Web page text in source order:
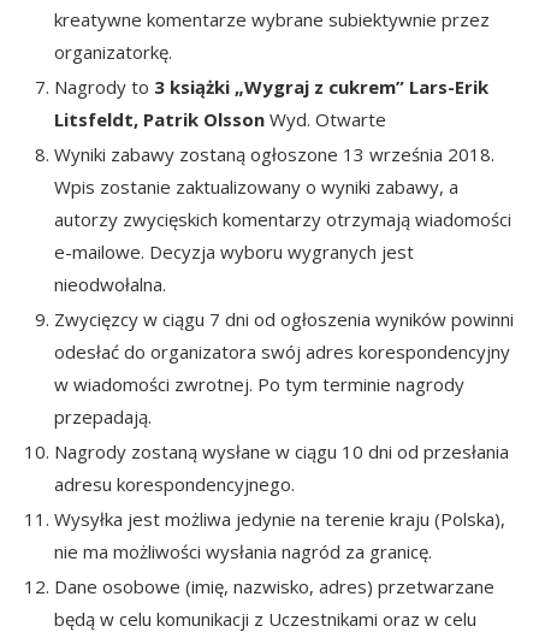
kreatywne komentarze wybrane subiektywnie przez
organizatorkę.
Nagrody to 3 książki „Wygraj z cukrem” Lars-Erik
Litsfeldt, Patrik Olsson Wyd. Otwarte
Wyniki zabawy zostaną ogłoszone 13 września 2018.
Wpis zostanie zaktualizowany o wyniki zabawy, a
autorzy zwycięskich komentarzy otrzymają wiadomości
e-mailowe. Decyzja wyboru wygranych jest
nieodwołalna.
Zwycięzcy w ciągu 7 dni od ogłoszenia wyników powinni
odesłać do organizatora swój adres korespondencyjny
w wiadomości zwrotnej. Po tym terminie nagrody
przepadają.
Nagrody zostaną wysłane w ciągu 10 dni od przesłania
adresu korespondencyjnego.
Wysyłka jest możliwa jedynie na terenie kraju (Polska),
nie ma możliwości wysłania nagród za granicę.
Dane osobowe (imię, nazwisko, adres) przetwarzane
będą w celu komunikacji z Uczestnikami oraz w celu